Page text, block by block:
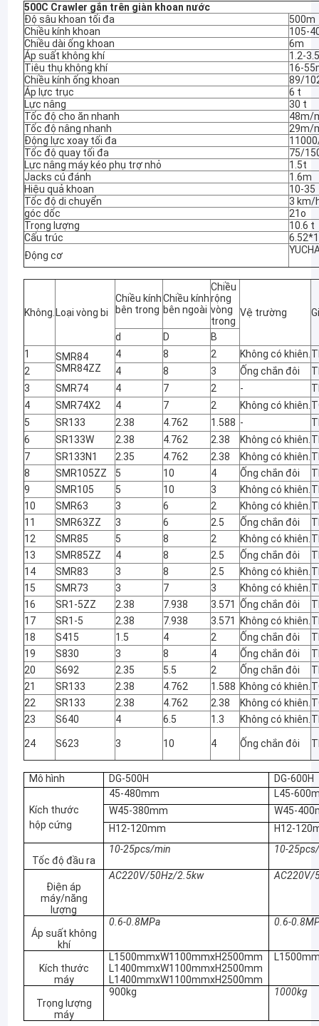
Nhà
Sản phẩm
Về chúng tôi
500C Crawler gắn trên giàn khoan nước
Độ sâu khoan tối đa
500m
Chiều kính khoan
105-
Chiều dài ống khoan
6m
Áp suất không khí
1.2-
Tiêu thụ không khí
16-
Chiều kính ống khoan
89/
Áp lực trục
6 t
Lực nâng
30 t
Tốc độ cho ăn nhanh
48m/
Tốc độ nâng nhanh
29m/
Động lực xoay tối đa
Tốc độ quay tối đa
75/
Lực nâng máy kéo phụ trợ nhỏ
1.5t
Jacks cú đánh
1.6m
Hiệu quả khoan
10-35
Tốc độ di chuyển
3 km/
góc dốc
21o
Trọng lượng
10.6 t
Cấu trúc
Động cơ
Không. Loại vòng bi
Chiều kính
bên trong
Chiều kính
bên ngoài
Chiều
rộng
vòng
trong
Vệ trường
d D
B
1
SMR84
SMR84ZZ
4 8 2 Không có khiên.
2
4 8 3 Ống chắn đôi
3
SMR74 4 7 2 -
4
SMR74X2 4 7 2 Không có khiên.
5
SR133 2.38 4.762 1.588 -
6
SR133W 2.38 4.762 2.38 Không có khiên.
7
SR133N1 2.35 4.762 2.38 Không có khiên.
8
SMR105ZZ 5 10 4 Ống chắn đôi
9
SMR105 5 10 3 Không có khiên.
10
SMR63 3 6 2 Không có khiên.
11
SMR63ZZ 3 6 2.5 Ống chắn đôi
12
SMR85 5 8 2 Không có khiên.
13
SMR85ZZ 4 8 2.5 Ống chắn đôi
14
SMR83 3 8 2.5 Không có khiên.
15
SMR73 3 7 3 Không có khiên.
16
SR1-5ZZ 2.38 7.938 3.571 Ống chắn đôi
17
SR1-5 2.38 7.938 3.571 Không có khiên.
18
S415 1.5 4 2 Ống chắn đôi
19
S830 3 8 4 Ống chắn đôi
20
S692 2.35 5.5 2 Ống chắn đôi
21
SR133 2.38 4.762 1.588 Không có khiên.
22
SR133 2.38 4.762 2.38 Không có khiên.
23
S640 4 6.5 1.3 Không có khiên.
24 S623 3 10 4 Ống chắn đôi
Mô hình DG-500H DG-600H
Kích thước
hộp cứng
45-480mm
L45-
W45-380mm
W45-
H12-120mm
H12-
Tốc độ đầu ra
10-25pcs/min 10-
Điện áp
máy/năng
lượng
AC220V/50Hz/2.5kw AC220V/
Áp suất không
khí
0.6-0.8MPa 0.6-
Kích thước
máy
L1500mmxW1100mmxH2500mm
L1400mmxW1100mmxH2500mm
L1400mmxW1100mmxH2500mm
Trọng lượng
máy
900kg 1000kg
Chúng
ta cần
một
chút
thay
Tự
động
hiệu
mà
Ma túy và
tiền chất:
chưa từng